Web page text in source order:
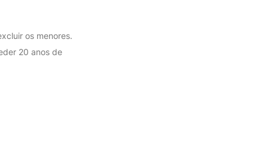
os menores.
20 anos de